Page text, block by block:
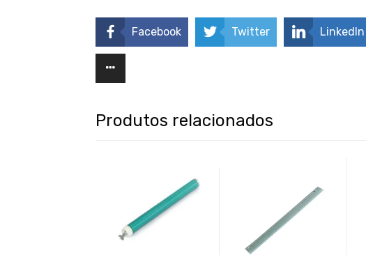
Facebook Twitter LinkedIn
Produtos relacionados